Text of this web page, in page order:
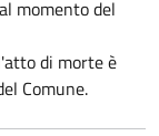
momento del
di morte è
Comune.